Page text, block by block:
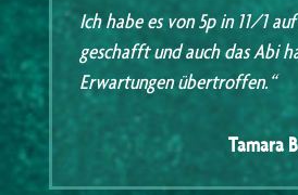
Ich habe es von 5p in 11/1
geschafft und auch das Abi
Erwartungen übertroffen.“
Tamara